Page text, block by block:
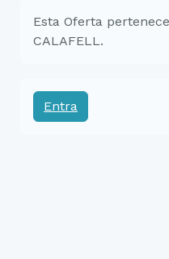
Esta Oferta
CALAFELL.
Entra